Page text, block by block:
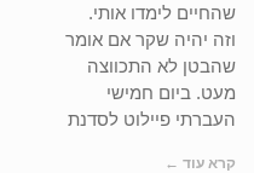
שהחיים לימדו אותי.
וזה יהיה שקר אם אומר
שהבטן לא התכווצה
מעט. ביום חמישי
העברתי פיילוט לסדנת
קרא עוד ←